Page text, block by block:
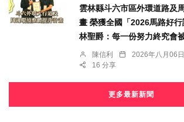
雲林縣斗六市區外環道路及
畫 榮獲全國「2026馬路好
林聖爵：每一份努力終究會
陳信利 2026年八月06日
16 分享
更多最新新聞